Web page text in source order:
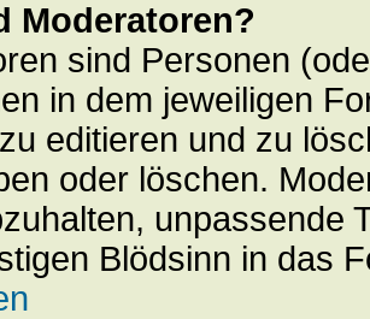
Moderatoren?
sind Personen
in dem jeweiligen
editieren und zu
oder löschen.
unpassende
Blödsinn in das